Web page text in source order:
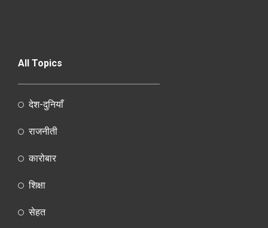
All Topics
देश-दुनियाँ
राजनीती
कारोबार
शिक्षा
सेहत